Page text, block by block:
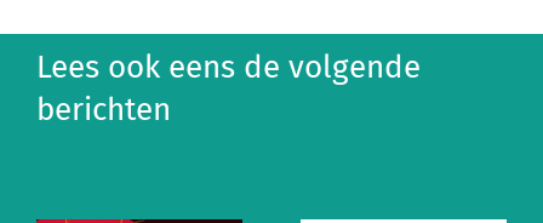
Lees ook eens de volgende
berichten